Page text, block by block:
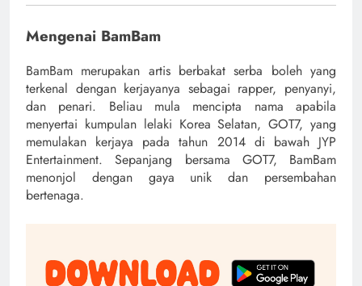
Mengenai BamBam
BamBam merupakan artis berbakat serba boleh yang
terkenal dengan kerjayanya sebagai rapper, penyanyi,
dan penari. Beliau mula mencipta nama apabila
menyertai kumpulan lelaki Korea Selatan, GOT7, yang
memulakan kerjaya pada tahun 2014 di bawah JYP
Entertainment. Sepanjang bersama GOT7, BamBam
menonjol dengan gaya unik dan persembahan
bertenaga.